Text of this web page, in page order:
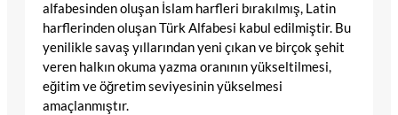
alfabesinden oluşan İslam harfleri bırakılmış, Latin
harflerinden oluşan Türk Alfabesi kabul edilmiştir. Bu
yenilikle savaş yıllarından yeni çıkan ve birçok şehit
veren halkın okuma yazma oranının yükseltilmesi,
eğitim ve öğretim seviyesinin yükselmesi
amaçlanmıştır.